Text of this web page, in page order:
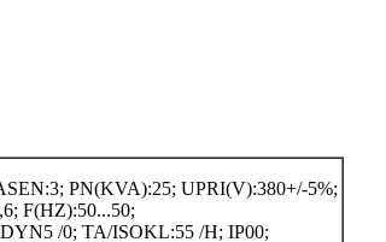
PN(KVA):25; UPRI(V):380+/-5%;
F(HZ):50...50;
/0; TA/ISOKL:55 /H; IP00;